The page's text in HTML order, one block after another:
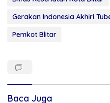
Gerakan Indonesia Akhiri
Pemkot Blitar
Baca Juga